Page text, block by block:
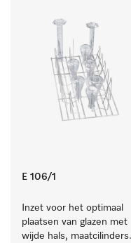
E 106/1
Inzet voor het optimaal
plaatsen van glazen met
wijde hals, maatcilinders